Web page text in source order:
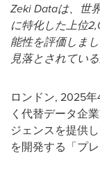
Zeki Dataは、世
に特化した上位
能性を評価しま
見落とされてい
ロンドン, 2025年
く代替データ企
ジェンスを提供
を開発する「プ